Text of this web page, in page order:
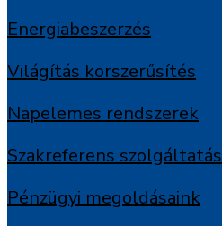
Energiabeszerzés
Világítás korszerűsítés
Napelemes rendszerek
Szakreferens szolgáltatás
Pénzügyi megoldásaink